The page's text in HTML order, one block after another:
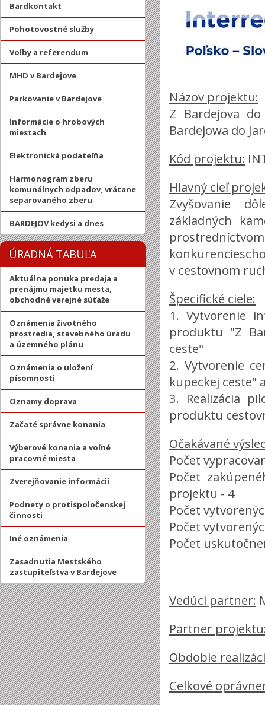
Bardkontakt
Pohotovostné služby
Voľby a referendum
MHD v Bardejove
Parkovanie v Bardejove
Informácie o hrobových
miestach
Elektronická podateľňa
Harmonogram zberu
komunálnych odpadov, vrátane
separovaného zberu
BARDEJOV kedysi a dnes
ÚRADNÁ TABUĽA
Aktuálna ponuka predaja a
prenájmu majetku mesta,
obchodné verejné súťaže
Oznámenia životného
prostredia, stavebného úradu
a územného plánu
Oznámenia o uložení
písomnosti
Oznamy doprava
Začaté správne konania
Výberové konania a voľné
pracovné miesta
Zverejňovanie informácií
Podnety o protispoločenskej
činnosti
Iné oznámenia
Zasadnutia Mestského
zastupiteľstva v Bardejove
Názov projektu:
Z Bardejova
Bardejowa do
Kód projektu:
Hlavný cieľ
Zvyšovanie
základných
v cestovnom
Špecifické ciele:
1. Vytvorenie
produktu "Z
ceste"
2. Vytvorenie
kupeckej ceste"
3. Realizácia
produktu
Očakávané
Počet
Počet
projektu - 4
Počet
Počet
Počet
Vedúci partner:
Partner
Obdobie
Celkové